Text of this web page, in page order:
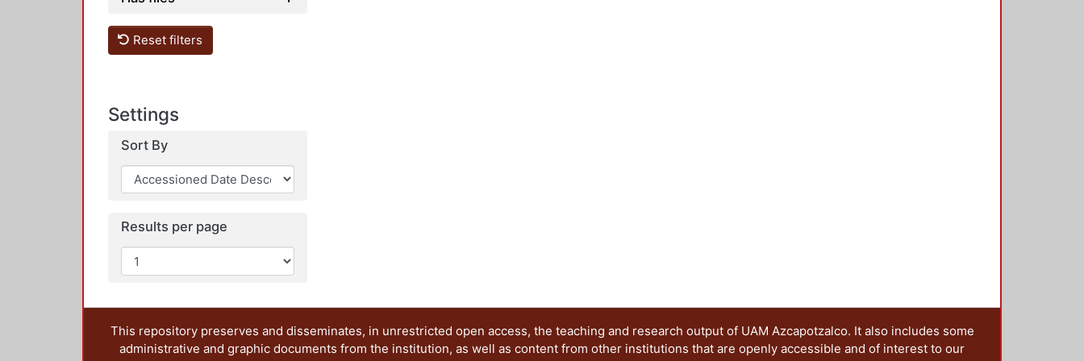
Reset filters
Settings
Sort By
Results per page
This repository preserves and disseminates, in unrestricted open access, the teaching and research output of UAM Azcapotzalco. It also includes some
administrative and graphic documents from the institution, as well as content from other institutions that are openly accessible and of interest to our